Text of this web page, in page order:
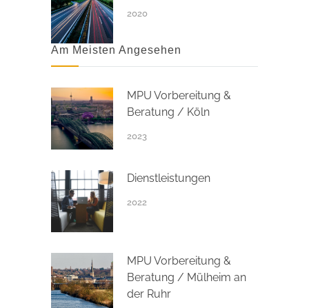
2020
Am Meisten Angesehen
MPU Vorbereitung &
Beratung / Köln
2023
Dienstleistungen
2022
MPU Vorbereitung &
Beratung / Mülheim an
der Ruhr